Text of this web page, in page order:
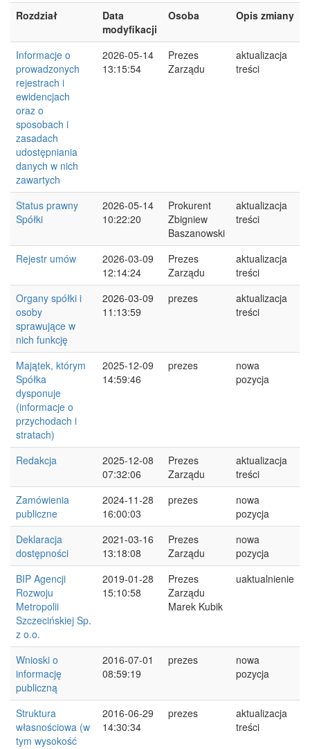
Rozdział
Data
modyfikacji
Osoba Opis zmiany
Informacje o
prowadzonych
rejestrach i
ewidencjach
oraz o
sposobach i
zasadach
udostępniania
danych w nich
zawartych
2026-05-14
13:15:54
Prezes
Zarządu
aktualizacja
treści
Status prawny
Spółki
2026-05-14
10:22:20
Prokurent
Zbigniew
Baszanowski
aktualizacja
treści
Rejestr umów
2026-03-09
12:14:24
Prezes
Zarządu
aktualizacja
treści
Organy spółki i
osoby
sprawujące w
nich funkcję
2026-03-09
11:13:59
prezes
aktualizacja
treści
Majątek, którym
Spółka
dysponuje
(informacje o
przychodach i
stratach)
2025-12-09
14:59:46
prezes
nowa
pozycja
Redakcja
2025-12-08
07:32:06
Prezes
Zarządu
aktualizacja
treści
Zamówienia
publiczne
2024-11-28
16:00:03
prezes
nowa
pozycja
Deklaracja
dostępności
2021-03-16
13:18:08
Prezes
Zarządu
nowa
pozycja
BIP Agencji
Rozwoju
Metropolii
Szczecińskiej Sp.
z o.o.
2019-01-28
15:10:58
Prezes
Zarządu
Marek Kubik
uaktualnienie
Wnioski o
informację
publiczną
2016-07-01
08:59:19
prezes
nowa
pozycja
Struktura
własnościowa (w
tym wysokość
2016-06-29
14:30:34
prezes
aktualizacja
treści